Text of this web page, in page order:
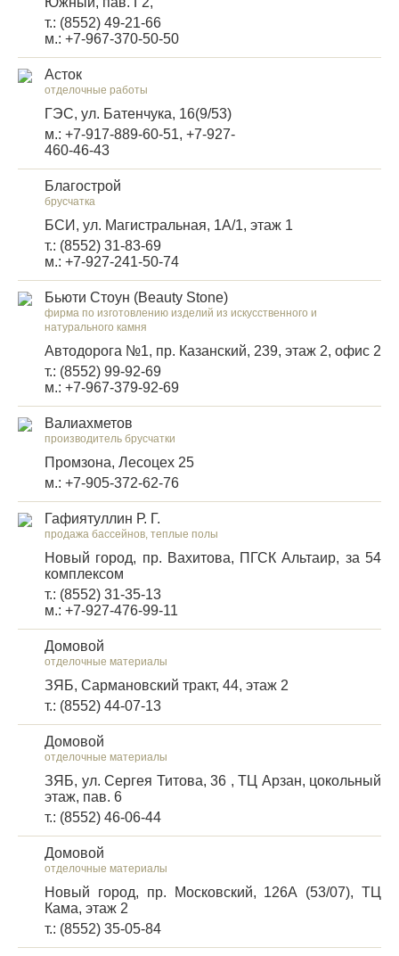
т.: (8552) 49-21-66
м.: +7-967-370-50-50
Асток
отделочные работы
ГЭС, ул. Батенчука, 16(9/53)
м.: +7-917-889-60-51, +7-927-
460-46-43
Благострой
брусчатка
БСИ, ул. Магистральная, 1А/1, этаж 1
т.: (8552) 31-83-69
м.: +7-927-241-50-74
Бьюти Стоун (Beauty Stone)
фирма по изготовлению изделий из искусственного и
натурального камня
Автодорога №1, пр. Казанский, 239, этаж 2, офис 2
т.: (8552) 99-92-69
м.: +7-967-379-92-69
Валиахметов
производитель брусчатки
Промзона, Лесоцех 25
м.: +7-905-372-62-76
Гафиятуллин Р. Г.
продажа бассейнов, теплые полы
Новый город, пр. Вахитова, ПГСК Альтаир, за 54
комплексом
т.: (8552) 31-35-13
м.: +7-927-476-99-11
Домовой
отделочные материалы
ЗЯБ, Сармановский тракт, 44, этаж 2
т.: (8552) 44-07-13
Домовой
отделочные материалы
ЗЯБ, ул. Сергея Титова, 36 , ТЦ Арзан, цокольный
этаж, пав. 6
т.: (8552) 46-06-44
Домовой
отделочные материалы
Новый город, пр. Московский, 126А (53/07), ТЦ
Кама, этаж 2
т.: (8552) 35-05-84